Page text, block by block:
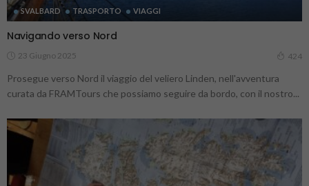
SVALBARD TRASPORTO VIAGGI
Navigando verso Nord
23 Giugno 2025 424
Prosegue verso Nord il viaggio del veliero Linden, nell'avventura
curata da FRAMTours che possiamo seguire da bordo, con il nostro...